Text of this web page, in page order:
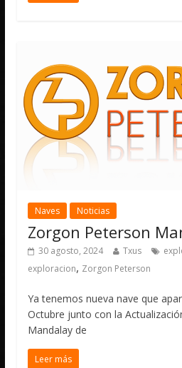
Naves Noticias
Zorgon Peterson
30 agosto, 2024 Txus
exploracion, Zorgon Peterson
Ya tenemos nueva nave que
Octubre junto con la
Mandalay de
Leer más